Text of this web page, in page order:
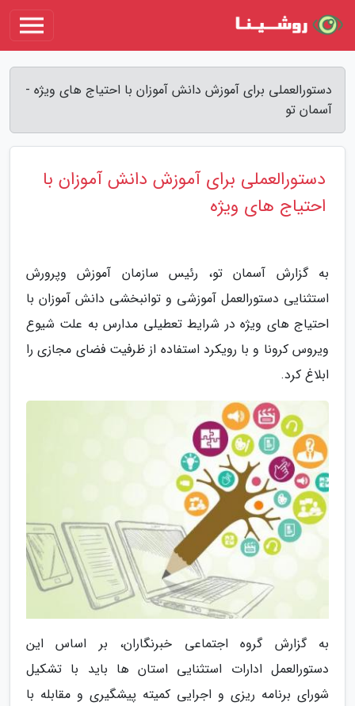
دستورالعملی برای آموزش دانش آموزان با احتیاج های ویژه -
آسمان تو
دستورالعملی برای آموزش دانش آموزان با
احتیاج های ویژه
به گزارش آسمان تو، رئیس سازمان آموزش وپرورش
استثنایی دستورالعمل آموزشی و توانبخشی دانش آموزان با
احتیاج های ویژه در شرایط تعطیلی مدارس به علت شیوع
ویروس کرونا و با رویکرد استفاده از ظرفیت فضای مجازی را
ابلاغ کرد.
به گزارش گروه اجتماعی خبرنگاران، بر اساس این
دستورالعمل ادارات استثنایی استان ها باید با تشکیل
شورای برنامه ریزی و اجرایی کمیته پیشگیری و مقابله با